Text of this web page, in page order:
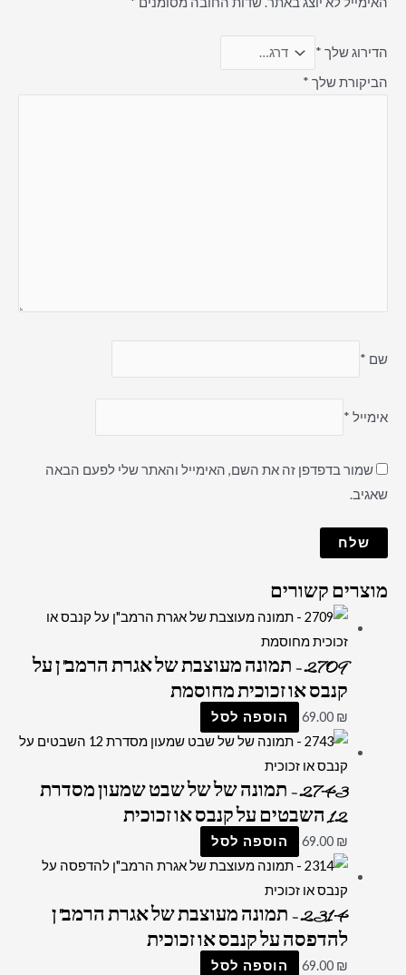
הדירוג שלך *
הביקורת שלך *
שם *
אימייל *
שמור בדפדפן זה את השם, האימייל והאתר שלי לפעם הבאה
שאגיב.
מוצרים קשורים
2709 – תמונה מעוצבת של אגרת הרמב"ן על
קנבס או זכוכית מחוסמת
69.00 ₪ הוספה לסל
2743 – תמונה של של שבט שמעון מסדרת
12 השבטים על קנבס או זכוכית
69.00 ₪ הוספה לסל
2314 – תמונה מעוצבת של אגרת הרמב"ן
להדפסה על קנבס או זכוכית
69.00 ₪ הוספה לסל